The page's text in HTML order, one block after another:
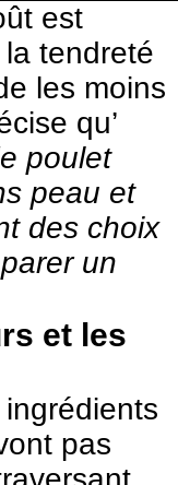
est
la tendreté
les moins
qu’
poulet
peau et
des choix
un
et les
pas